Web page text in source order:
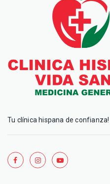
Tu clínica hispana de confianza!